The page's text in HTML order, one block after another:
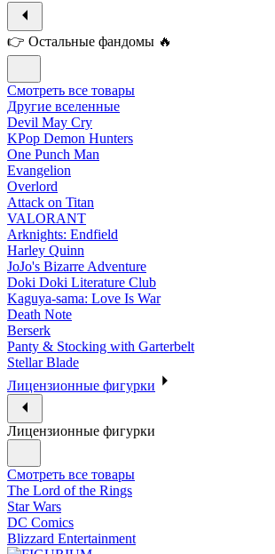
👉 Остальные фандомы 🔥
Смотреть все товары
Другие вселенные
Devil May Cry
KPop Demon Hunters
One Punch Man
Evangelion
Overlord
Attack on Titan
VALORANT
Arknights: Endfield
Harley Quinn
JoJo's Bizarre Adventure
Doki Doki Literature Club
Kaguya-sama: Love Is War
Death Note
Berserk
Panty & Stocking with Garterbelt
Stellar Blade
Лицензионные фигурки
Лицензионные фигурки
Смотреть все товары
The Lord of the Rings
Star Wars
DC Comics
Blizzard Entertainment